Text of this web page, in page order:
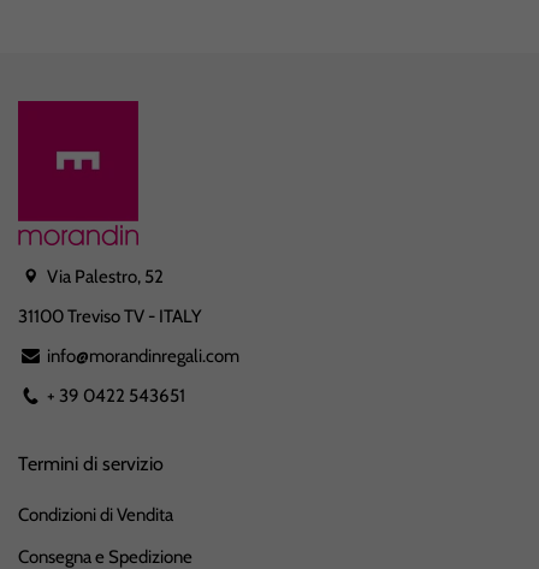
Via Palestro, 52
31100 Treviso TV - ITALY
info@morandinregali.com
+ 39 0422 543651
Termini di servizio
Condizioni di Vendita
Consegna e Spedizione